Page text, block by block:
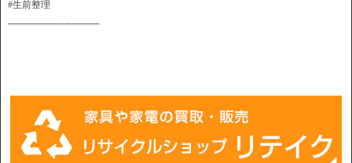
#生前整理
─────────────